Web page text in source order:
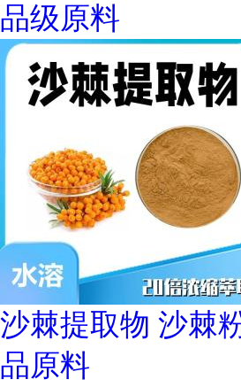
品级原料
沙棘提取物 沙棘
品原料